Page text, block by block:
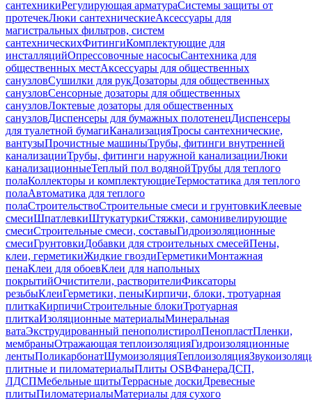
сантехникиРегулирующая арматураСистемы защиты от
протечекЛюки сантехническиеАксессуары для
магистральных фильтров, систем
сантехническихФитингиКомплектующие для
инсталляцийОпрессовочные насосыСантехника для
общественных местАксессуары для общественных
санузловСушилки для рукДозаторы для общественных
санузловСенсорные дозаторы для общественных
санузловЛоктевые дозаторы для общественных
санузловДиспенсеры для бумажных полотенецДиспенсеры
для туалетной бумагиКанализацияТросы сантехнические,
вантузыПрочистные машиныТрубы, фитинги внутренней
канализацииТрубы, фитинги наружной канализацииЛюки
канализационныеТеплый пол водянойТрубы для теплого
полаКоллекторы и комплектующиеТермостатика для теплого
полаАвтоматика для теплого
полаСтроительствоСтроительные смеси и грунтовкиКлеевые
смесиШпатлевкиШтукатуркиСтяжки, самонивелирующие
смесиСтроительные смеси, составыГидроизоляционные
смесиГрунтовкиДобавки для строительных смесейПены,
клеи, герметикиЖидкие гвоздиГерметикиМонтажная
пенаКлеи для обоевКлеи для напольных
покрытийОчистители, растворителиФиксаторы
резьбыКлеиГерметики, пеныКирпичи, блоки, тротуарная
плиткаКирпичиСтроительные блокиТротуарная
плиткаИзоляционные материалыМинеральная
ватаЭкструдированный пенополистиролПенопластПленки,
мембраныОтражающая теплоизоляцияГидроизоляционные
лентыПоликарбонатШумоизоляцияТеплоизоляция
плитные и пиломатериалыПлиты OSBФанераДСП,
ЛДСПМебельные щитыТеррасные доскиДревесные
плитыПиломатериалыМатериалы для сухого